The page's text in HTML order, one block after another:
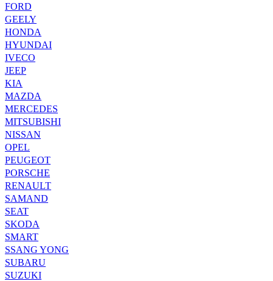
FORD
GEELY
HONDA
HYUNDAI
IVECO
JEEP
KIA
MAZDA
MERCEDES
MITSUBISHI
NISSAN
OPEL
PEUGEOT
PORSCHE
RENAULT
SAMAND
SEAT
SKODA
SMART
SSANG YONG
SUBARU
SUZUKI